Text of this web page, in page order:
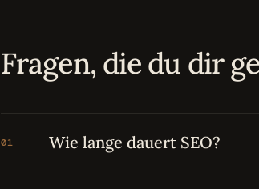
Fragen, die du dir
01 Wie lange dauert SEO?